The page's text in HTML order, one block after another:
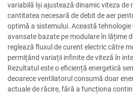
variabilă își ajustează dinamic viteza de
cantitatea necesară de debit de aer
optimă a sistemului. Această
avansate bazate pe modulare în lățime
reglează fluxul de curent electric către
permițând variații infinite de viteză în
Rezultatul este o eficiență energetică
deoarece ventilatorul consumă doar
actuale de răcire, fără a funcționa